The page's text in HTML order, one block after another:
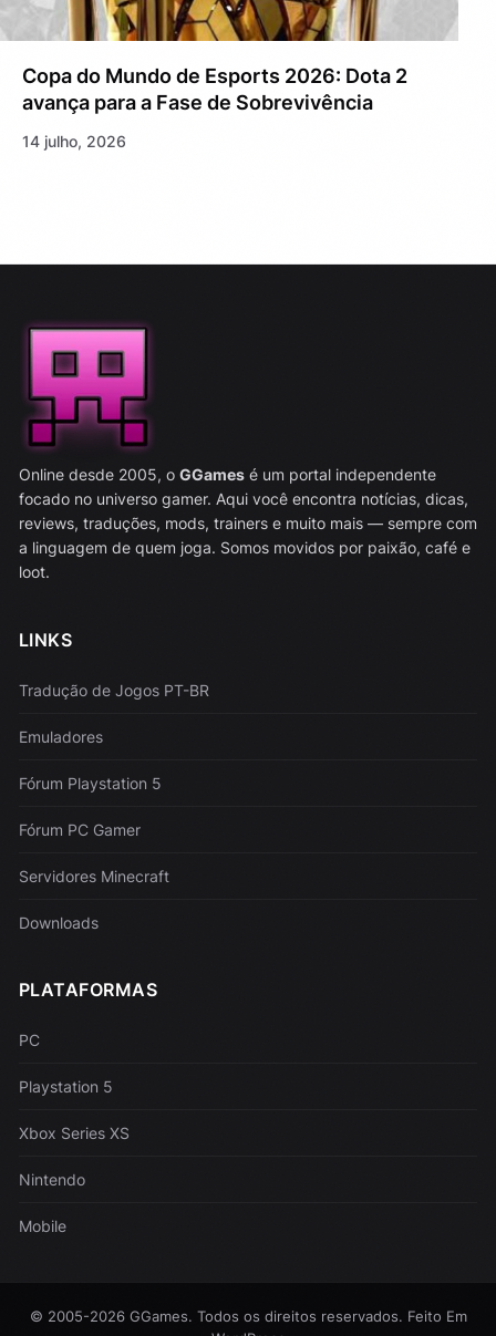
Copa do Mundo de Esports 2026: Dota 2
avança para a Fase de Sobrevivência
14 julho, 2026
Online desde 2005, o GGamesé um portal independente
focado no universo gamer. Aqui você encontra notícias, dicas,
reviews, traduções, mods, trainers e muito mais — sempre com
a linguagem de quem joga. Somos movidos por paixão, café e
loot.
LINKS
Tradução de Jogos PT-BR
Emuladores
Fórum Playstation 5
Fórum PC Gamer
Servidores Minecraft
Downloads
PLATAFORMAS
PC
Playstation 5
Xbox Series XS
Nintendo
Mobile
© 2005-2026 GGames. Todos os direitos reservados. Feito Em